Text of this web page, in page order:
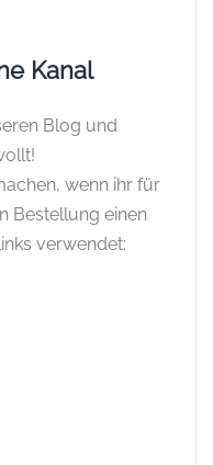
Kanal
Blog und
wenn ihr für
Bestellung einen
verwendet: